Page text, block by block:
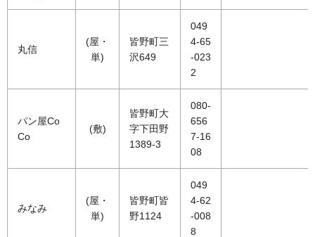
丸信
(屋・
単)
皆野町三
沢649
049
4-65
-023
2
パン屋Co
Co
(敷)
皆野町大
字下田野
1389-3
080-
656
7-16
08
みなみ
(屋・
単)
皆野町皆
野1124
049
4-62
-008
8